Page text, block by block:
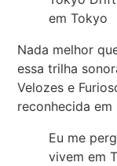
em Tokyo
Nada melhor
essa trilha
Velozes e
reconhecida
Eu me
vivem em